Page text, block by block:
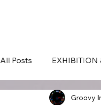
All Posts EXHIBITION
Seminar
Groovy